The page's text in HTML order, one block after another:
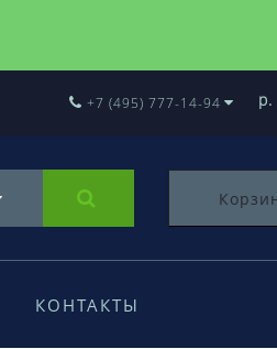
+7 (495) 777-14-94 р.
КОНТАКТЫ